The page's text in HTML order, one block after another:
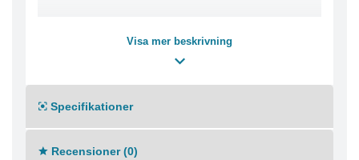
Visa mer beskrivning
Specifikationer
Recensioner (0)